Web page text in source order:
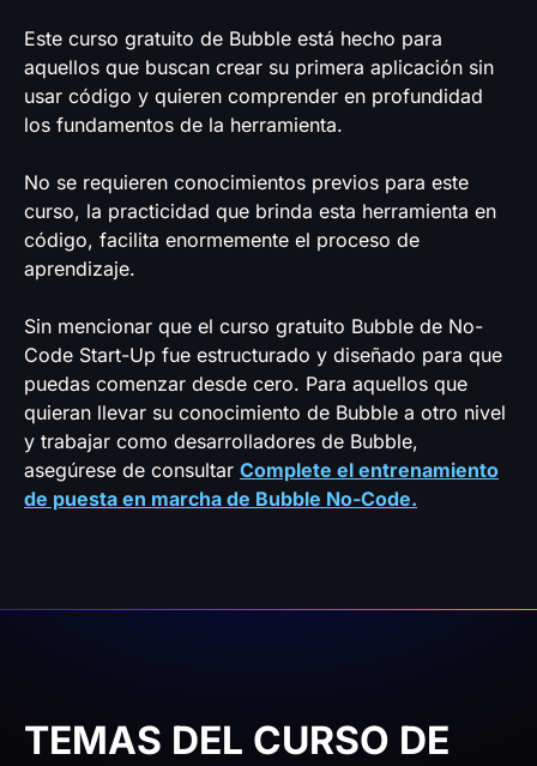
Este curso gratuito de Bubble está hecho para
aquellos que buscan crear su primera aplicación sin
usar código y quieren comprender en profundidad
los fundamentos de la herramienta.
No se requieren conocimientos previos para este
curso, la practicidad que brinda esta herramienta en
código, facilita enormemente el proceso de
aprendizaje.
Sin mencionar que el curso gratuito Bubble de No-
Code Start-Up fue estructurado y diseñado para que
puedas comenzar desde cero. Para aquellos que
quieran llevar su conocimiento de Bubble a otro nivel
y trabajar como desarrolladores de Bubble,
asegúrese de consultar Complete el entrenamiento
de puesta en marcha de Bubble No-Code.
TEMAS DEL CURSO DE